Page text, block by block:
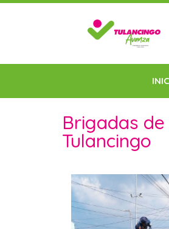
Brigadas
Tulancingo